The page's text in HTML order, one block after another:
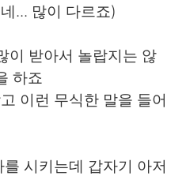
... 많이 다르죠)
이 받아서 놀랍지는 않
하죠
이런 무식한 말을 들어
시키는데 갑자기 아저